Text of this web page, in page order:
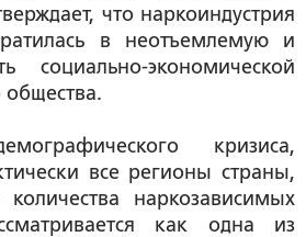
что наркоиндустрия
в неотъемлемую и
социально-экономической
кризиса,
все регионы страны,
наркозависимых
как одна из